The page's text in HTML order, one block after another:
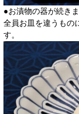
●お漬物の器が続きま
全員お皿を違うもの
す。